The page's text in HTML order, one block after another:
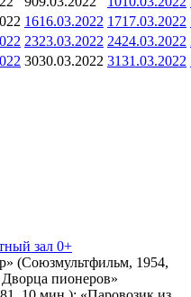
1616.03.2022 1717.03.2022
2323.03.2022 2424.03.2022
3030.03.2022 3131.03.2022
зал 0+
(Союзмультфильм, 1954,
пионеров»